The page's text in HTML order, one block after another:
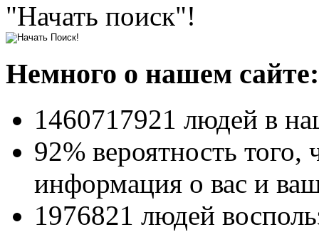
"Начать поиск"!
Немного о нашем сайте:
1460717921 людей в
92% вероятность того,
информация о вас и
1976821 людей